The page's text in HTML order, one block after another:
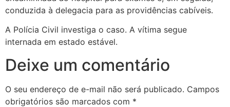
conduzida à delegacia para as providências cabíveis.
A Polícia Civil investiga o caso. A vítima segue
internada em estado estável.
Deixe um comentário
O seu endereço de e-mail não será publicado. Campos
obrigatórios são marcados com *